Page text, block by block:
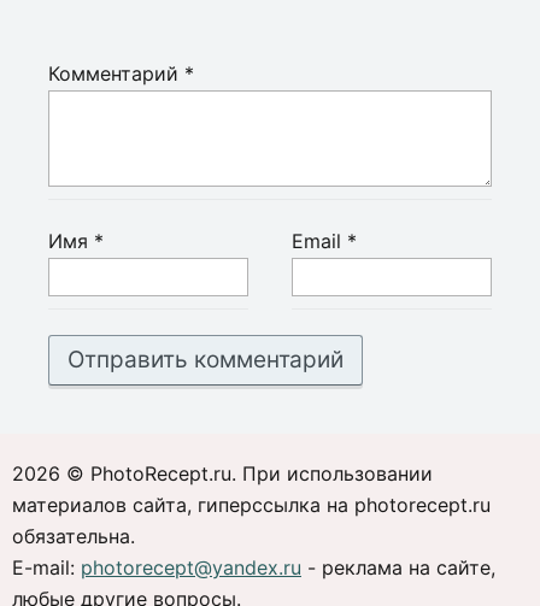
Комментарий *
Имя * Email *
2026 © PhotoRecept.ru. При использовании
материалов сайта, гиперссылка на photorecept.ru
обязательна.
E-mail: photorecept@yandex.ru - реклама на сайте,
любые другие вопросы.